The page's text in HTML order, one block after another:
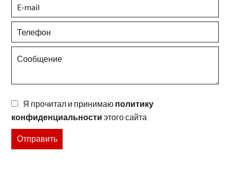
Я прочитал и принимаю политику
конфиденциальности этого сайта
Отправить